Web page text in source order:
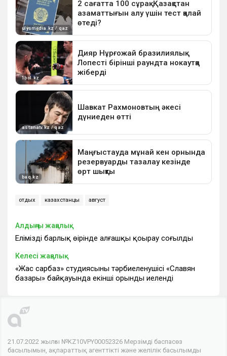
отдых казахстанцы август
Алдыңғы жаңалық
Еліміздің барлық өңірінде алғашқы қоңырау соғылды
Келесі жаңалық
«Жас сарбаз» студиясының тәрбиеленушісі «Славян
базары» байқауында екінші орынды иеленді
21.07.2022 жылғы №KZ10VPY00052326 Мерзімді баспасөз
басылымын, ақпараттық агенттікті және желілік басылымды